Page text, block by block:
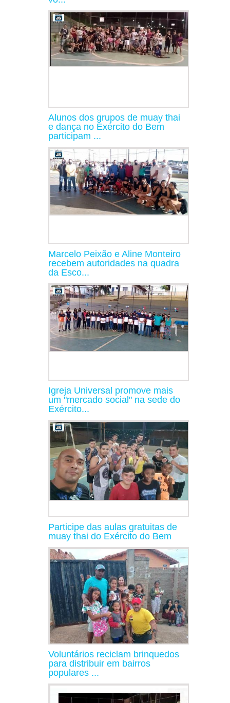
Alunos dos grupos de muay thai
e dança no Exército do Bem
participam ...
Marcelo Peixão e Aline Monteiro
recebem autoridades na quadra
da Esco...
Igreja Universal promove mais
um "mercado social" na sede do
Exército...
Participe das aulas gratuitas de
muay thai do Exército do Bem
Voluntários reciclam brinquedos
para distribuir em bairros
populares ...